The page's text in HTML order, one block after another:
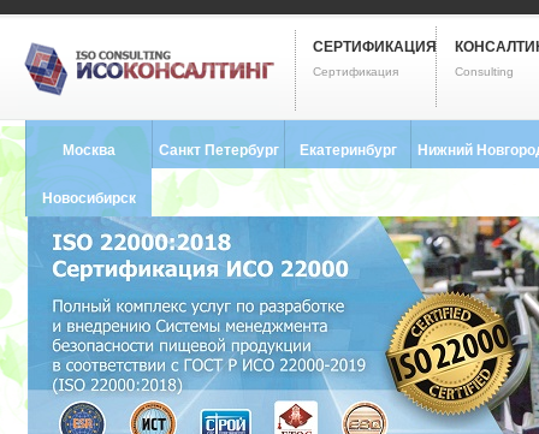
СЕРТИФИКАЦИЯ
Сертификация Consulting
Москва Санкт Петербург
8 (812) 748-2493
Екатеринбург
8 (343) 237-2593
Нижний
Новосибирск
8 (383) 227-8449